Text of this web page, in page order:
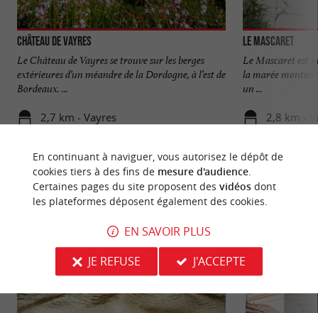
Château de Vayres
Le Château de Vayres se trouve sur les berges
extérieures d’un méandre de la Dordogne, à l’est de
Bordeaux. ...
2,7 km - Vayres
Le Mascaret
Le Mascaret est
la marée
un ...
2,8 km -
NOUS AVONS TESTÉPOUR VOUS
En continuant à naviguer, vous autorisez le dépôt de
cookies tiers à des fins de mesure d'audience.
Certaines pages du site proposent des vidéosdont
les plateformes déposent également des cookies.
EN SAVOIR PLUS
JE REFUSE
J'ACCEPTE